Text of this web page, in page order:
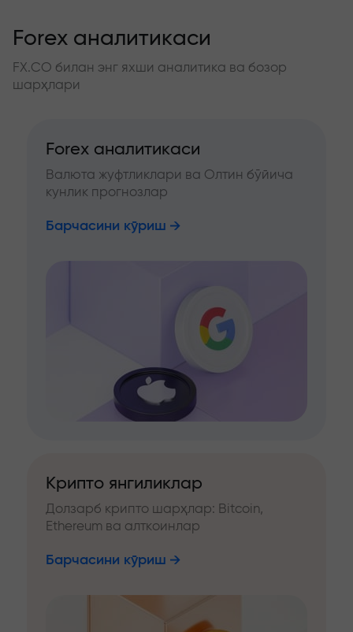
Forex аналитикаси
FX.CO билан энг яхши аналитика ва бозор
шарҳлари
Forex аналитикаси
Валюта жуфтликлари ва Олтин бўйича
кунлик прогнозлар
Барчасини кўриш
Крипто янгиликлар
Долзарб крипто шарҳлар: Bitcoin,
Ethereum ва алткоинлар
Барчасини кўриш